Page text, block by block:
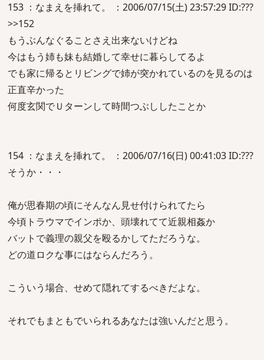
153 ：なまえを挿れて。 ：2006/07/15(土) 23:57:29 ID:???
>>152
もうぶんなぐることさえ出来ないけどね
今はもう姉も妹も結婚して幸せに暮らしてるよ
でも家に帰るとリビングで姉が突かれているのを見るのは
正直辛かった
何度玄関でＵターンして時間つぶししたことか
154 ：なまえを挿れて。 ：2006/07/16(日) 00:41:03 ID:???
そうか・・・
俺が思春期の頃にそんなん見せ付けられてたら
今頃トラウマでインポか、頭壊れてて近親相姦か
バットで義理の親父を殴るかしてただろうな。
どの道ロクな事にはならんだろう。
こういう場合、せめて隠れてするべきだよな。
それでもまともでいられるあなたは強いんだと思う。